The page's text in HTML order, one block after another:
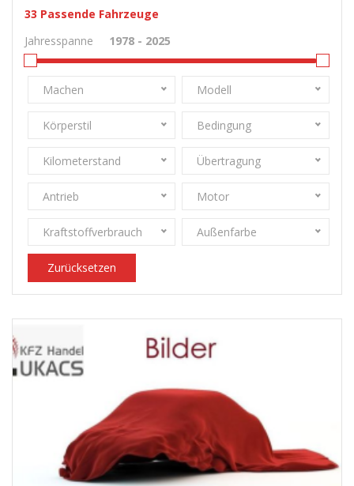
33 Passende Fahrzeuge
Jahresspanne
Machen Modell
Körperstil Bedingung
Kilometerstand Übertragung
Antrieb Motor
Kraftstoffverbrauch Außenfarbe
Zurücksetzen